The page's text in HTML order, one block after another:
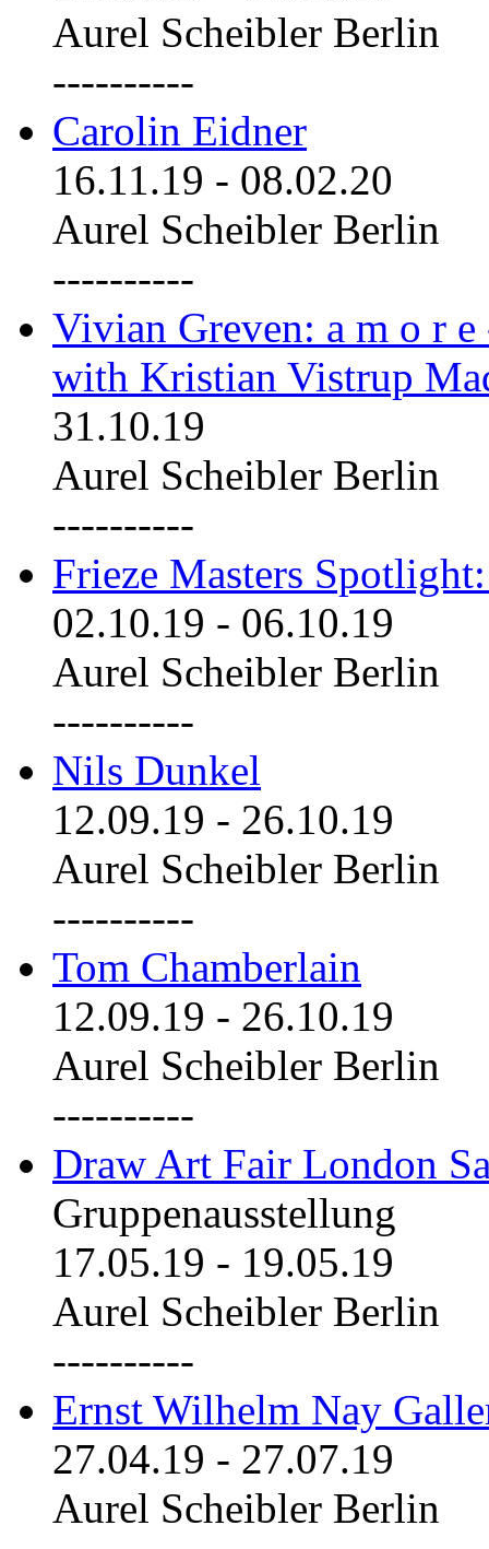
Aurel Scheibler Berlin
----------
Carolin Eidner
16.11.19 - 08.02.20
Aurel Scheibler Berlin
----------
Vivian Greven: a m o r
with Kristian Vistrup
31.10.19
Aurel Scheibler Berlin
----------
Frieze Masters
02.10.19 - 06.10.19
Aurel Scheibler Berlin
----------
Nils Dunkel
12.09.19 - 26.10.19
Aurel Scheibler Berlin
----------
Tom Chamberlain
12.09.19 - 26.10.19
Aurel Scheibler Berlin
----------
Draw Art Fair London
Gruppenausstellung
17.05.19 - 19.05.19
Aurel Scheibler Berlin
----------
Ernst Wilhelm Nay
27.04.19 - 27.07.19
Aurel Scheibler Berlin